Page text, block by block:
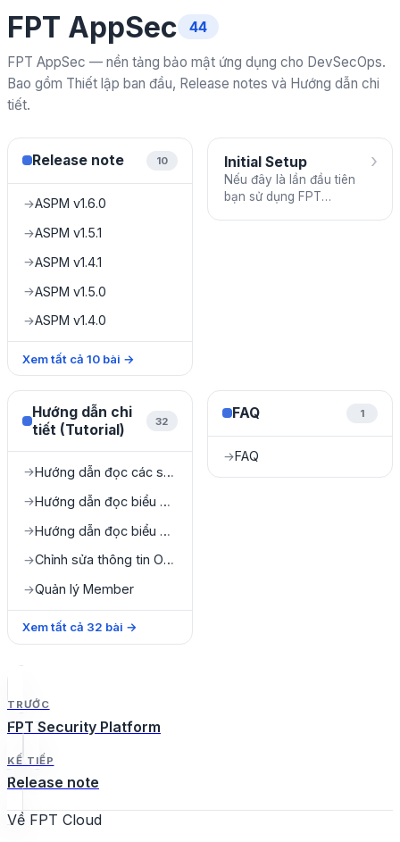
FPT AppSec 44
FPT AppSec — nền tảng bảo mật ứng dụng cho DevSecOps.
Bao gồm Thiết lập ban đầu, Release notes và Hướng dẫn chi
tiết.
Release note 10
→ASPM v1.6.0
→ASPM v1.5.1
→ASPM v1.4.1
→ASPM v1.5.0
→ASPM v1.4.0
Xem tất cả 10 bài →
Initial Setup
Nếu đây là lần đầu tiên
bạn sử dụng FPT
›
Hướng dẫn chi
tiết (Tutorial)
32
→ Hướng dẫn đọc các số liệu Dashboard
→ Hướng dẫn đọc biểu đồ Issue by team
→ Hướng dẫn đọc biểu đồ Asset by team
→ Chỉnh sửa thông tin Organization
→Quản lý Member
Xem tất cả 32 bài →
FAQ 1
→FAQ
TRƯỚC
FPT Security Platform
KẾ TIẾP
Release note
Về FPT Cloud